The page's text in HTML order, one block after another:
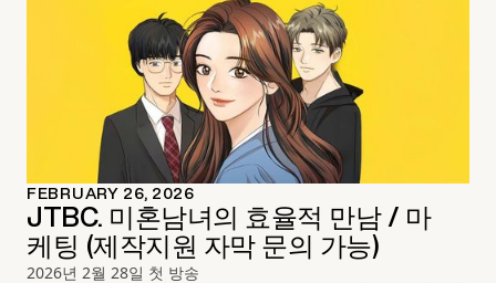
FEBRUARY 26, 2026
JTBC. 미혼남녀의 효율적 만남 / 마
케팅 (제작지원 자막 문의 가능)
2026년 2월 28일 첫 방송